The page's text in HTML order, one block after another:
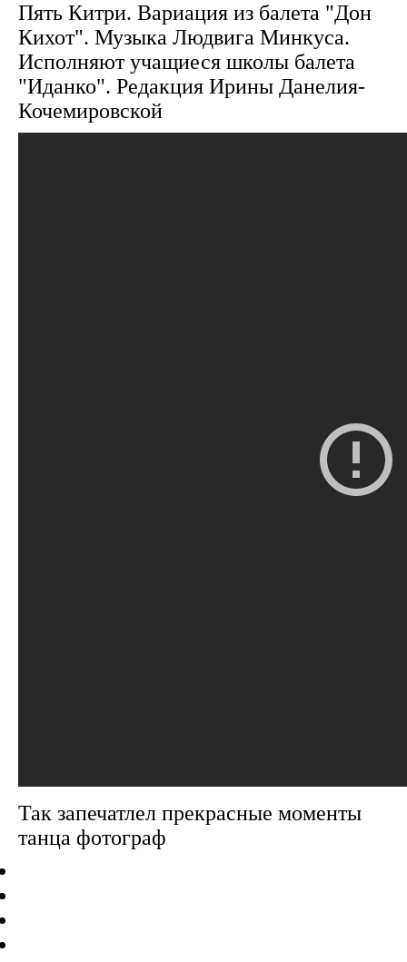
Пять Китри. Вариация из балета "Дон
Кихот". Музыка Людвига Минкуса.
Исполняют учащиеся школы балета
"Иданко". Редакция Ирины Данелия-
Кочемировской
Так запечатлел прекрасные моменты
танца фотограф